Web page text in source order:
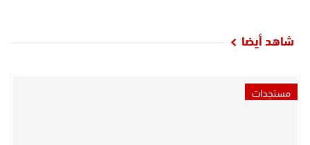
شاهد أيضا
مستجدات